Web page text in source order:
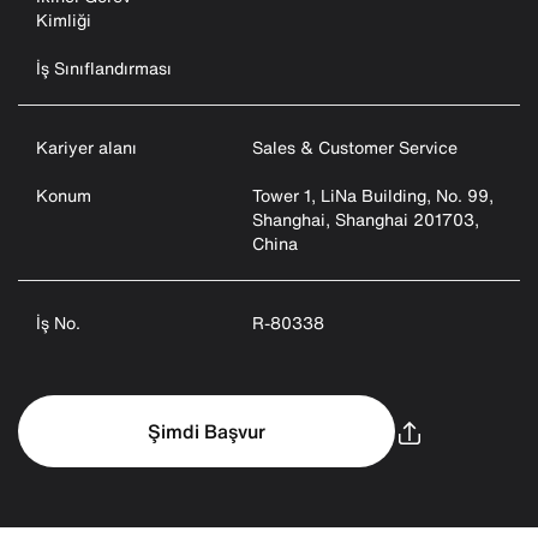
Kimliği
İş Sınıflandırması
Kariyer alanı
Sales & Customer Service
Konum
Tower 1, LiNa Building, No. 99,
Shanghai, Shanghai 201703,
China
İş No. R-80338
Şimdi Başvur